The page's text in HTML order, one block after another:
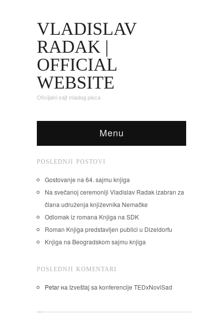
VLADISLAV
RADAK |
OFFICIAL
WEBSITE
Oficijalni sajt mladog pisca
Menu
POSLEDNJI POSTOVI
Gostovanje na 64. sajmu knjiga
Na svečanoj ceremoniji Vladislav Radak izabran za
člana udruženja književnika Nemačke
Odlomak iz romana Knjiga na SDK
Roman Knjiga predstavljen publici u Dizeldorfu
Knjiga na Beogradskom sajmu knjiga
POSLEDNJI KOMENTARI
Petarна Izveštaj sa konferencije TEDxNoviSad